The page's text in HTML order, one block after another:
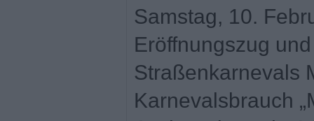
Samstag, 10.
Eröffnungszug
Straßenkarnevals
Karnevalsbrauch